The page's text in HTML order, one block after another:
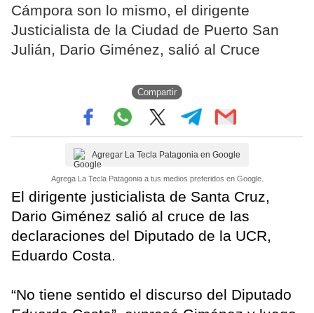
Cámpora son lo mismo, el dirigente
Justicialista de la Ciudad de Puerto San
Julián, Dario Giménez, salió al Cruce
Compartir
Agregar La Tecla Patagonia en Google
Agrega La Tecla Patagonia a tus medios preferidos en Google.
El dirigente justicialista de Santa Cruz,
Dario Giménez salió al cruce de las
declaraciones del Diputado de la UCR,
Eduardo Costa.
“No tiene sentido el discurso del Diputado